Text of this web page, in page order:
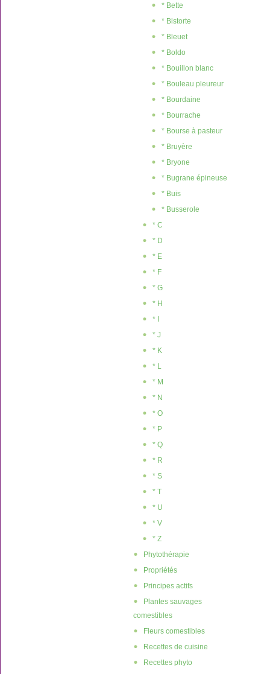
* Bette
* Bistorte
* Bleuet
* Boldo
* Bouillon blanc
* Bouleau pleureur
* Bourdaine
* Bourrache
* Bourse à pasteur
* Bruyère
* Bryone
* Bugrane épineuse
* Buis
* Busserole
* C
* D
* E
* F
* G
* H
* I
* J
* K
* L
* M
* N
* O
* P
* Q
* R
* S
* T
* U
* V
* Z
Phytothérapie
Propriétés
Principes actifs
Plantes sauvages
comestibles
Fleurs comestibles
Recettes de cuisine
Recettes phyto